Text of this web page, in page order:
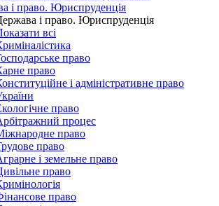
і право. Юриспруденція
і право. Юриспруденція
всі
право
право
і адміністративне право
право
процес
право
право
і земельне право
право
право